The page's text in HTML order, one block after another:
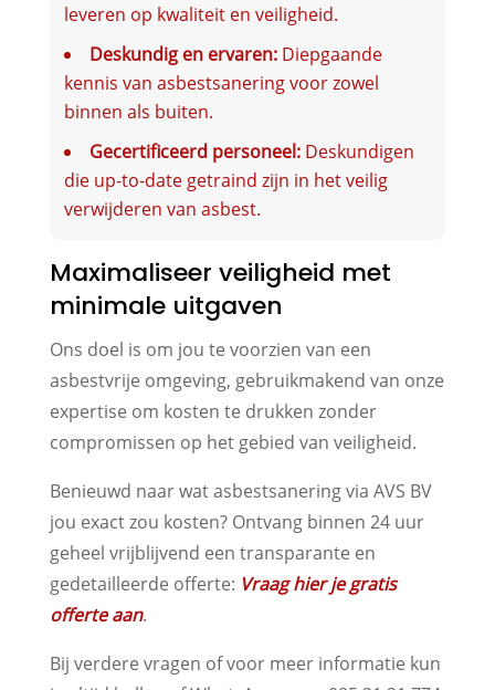
leveren op kwaliteit en veiligheid.
Deskundig en ervaren:Diepgaande
kennis van asbestsanering voor zowel
binnen als buiten.
Gecertificeerd personeel:Deskundigen
die up-to-date getraind zijn in het veilig
verwijderen van asbest.
Maximaliseer veiligheid met
minimale uitgaven
Ons doel is om jou te voorzien van een
asbestvrije omgeving, gebruikmakend van onze
expertise om kosten te drukken zonder
compromissen op het gebied van veiligheid.
Benieuwd naar wat asbestsanering via AVS BV
jou exact zou kosten? Ontvang binnen 24 uur
geheel vrijblijvend een transparante en
gedetailleerde offerte: Vraag hier je gratis
offerte aan.
Bij verdere vragen of voor meer informatie kun